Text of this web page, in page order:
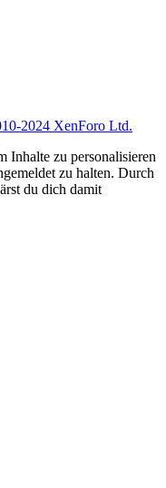
2024 XenForo Ltd.
Inhalte zu personalisieren
zu halten. Durch
du dich damit